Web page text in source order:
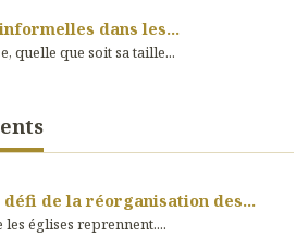
dans les...
quelle que soit sa taille...
défi de la réorganisation des...
églises reprennent....